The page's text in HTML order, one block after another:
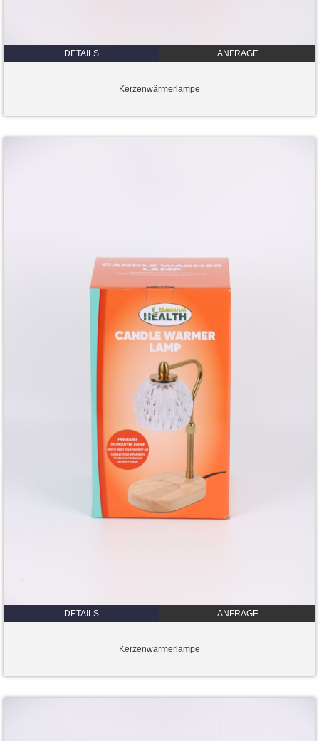
DETAILS ANFRAGE
Kerzenwärmerlampe
DETAILS ANFRAGE
Kerzenwärmerlampe